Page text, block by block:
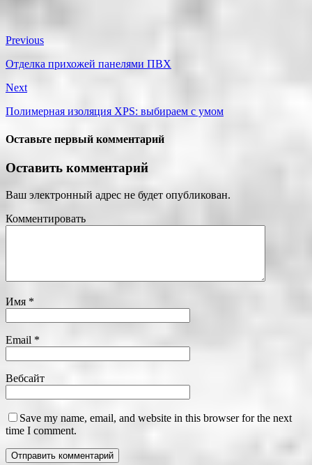
Previous
Отделка прихожей панелями ПВХ
Next
Полимерная изоляция XPS: выбираем с умом
Оставьте первый комментарий
Оставить комментарий
Ваш электронный адрес не будет опубликован.
Комментировать
Имя *
Email *
Вебсайт
Save my name, email, and website in this browser for the next
time I comment.